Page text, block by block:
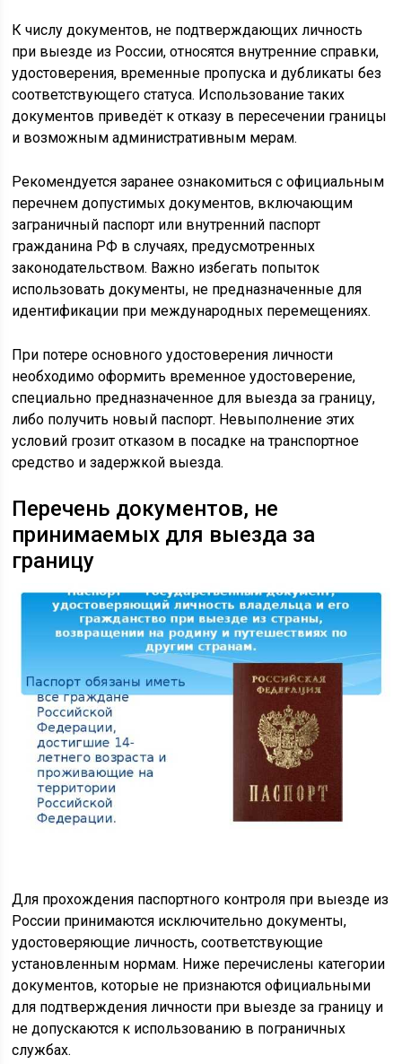
К числу документов, не подтверждающих личность
при выезде из России, относятся внутренние справки,
удостоверения, временные пропуска и дубликаты без
соответствующего статуса. Использование таких
документов приведёт к отказу в пересечении границы
и возможным административным мерам.
Рекомендуется заранее ознакомиться с официальным
перечнем допустимых документов, включающим
заграничный паспорт или внутренний паспорт
гражданина РФ в случаях, предусмотренных
законодательством. Важно избегать попыток
использовать документы, не предназначенные для
идентификации при международных перемещениях.
При потере основного удостоверения личности
необходимо оформить временное удостоверение,
специально предназначенное для выезда за границу,
либо получить новый паспорт. Невыполнение этих
условий грозит отказом в посадке на транспортное
средство и задержкой выезда.
Перечень документов, не
принимаемых для выезда за
границу
Для прохождения паспортного контроля при выезде из
России принимаются исключительно документы,
удостоверяющие личность, соответствующие
установленным нормам. Ниже перечислены категории
документов, которые не признаются официальными
для подтверждения личности при выезде за границу и
не допускаются к использованию в пограничных
службах.